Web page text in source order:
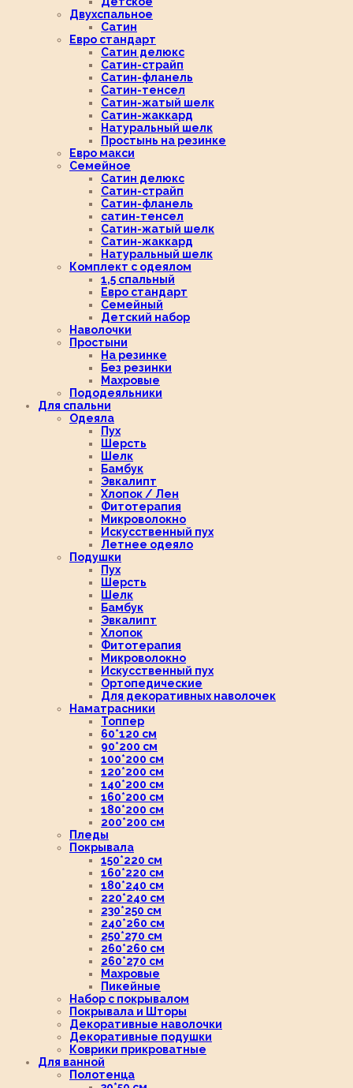
Двухспальное
Сатин
Евро стандарт
Сатин делюкс
Сатин-страйп
Сатин-фланель
Сатин-тенсел
Сатин-жатый шелк
Сатин-жаккард
Натуральный шелк
Простынь на резинке
Евро макси
Семейное
Сатин делюкс
Сатин-страйп
Сатин-фланель
сатин-тенсел
Сатин-жатый шелк
Сатин-жаккард
Натуральный шелк
Комплект с одеялом
1,5 спальный
Евро стандарт
Семейный
Детский набор
Наволочки
Простыни
На резинке
Без резинки
Махровые
Пододеяльники
Для спальни
Одеяла
Пух
Шерсть
Шелк
Бамбук
Эвкалипт
Хлопок / Лен
Фитотерапия
Микроволокно
Искусственный пух
Летнее одеяло
Подушки
Пух
Шерсть
Шелк
Бамбук
Эвкалипт
Хлопок
Фитотерапия
Микроволокно
Искусственный пух
Ортопедические
Для декоративных наволочек
Наматрасники
Топпер
60*120 см
90*200 см
100*200 см
120*200 см
140*200 см
160*200 см
180*200 см
200*200 см
Пледы
Покрывала
150*220 см
160*220 см
180*240 см
220*240 см
230*250 см
240*260 см
250*270 см
260*260 см
260*270 см
Махровые
Пикейные
Набор с покрывалом
Покрывала и Шторы
Декоративные наволочки
Декоративные подушки
Коврики прикроватные
Для ванной
Полотенца